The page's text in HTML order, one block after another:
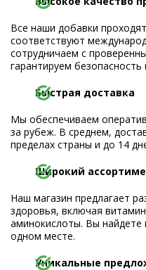
Все наши добавки
соответствуют
сотрудничаем с
гарантируем
Быстрая доставка
Мы обеспечиваем
за рубеж. В среднем,
пределах страны и до 14
Широкий
Наш магазин предлагает
здоровья, включая
аминокислоты. Вы
одном месте.
Уникальные